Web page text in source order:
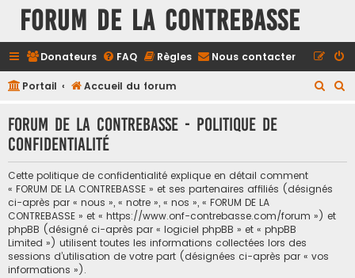
FORUM DE LA CONTREBASSE
Donateurs FAQ Règles Nous contacter
Portail Accueil du forum
r
FORUM DE LA CONTREBASSE - Politique de
confidentialité
Cette politique de confidentialité explique en détail comment
« FORUM DE LA CONTREBASSE » et ses partenaires affiliés (désignés
ci-après par « nous », « notre », « nos », « FORUM DE LA
CONTREBASSE » et « https://www.onf-contrebasse.com/forum ») et
phpBB (désigné ci-après par « logiciel phpBB » et « phpBB
Limited ») utilisent toutes les informations collectées lors des
sessions d’utilisation de votre part (désignées ci-après par « vos
informations »).